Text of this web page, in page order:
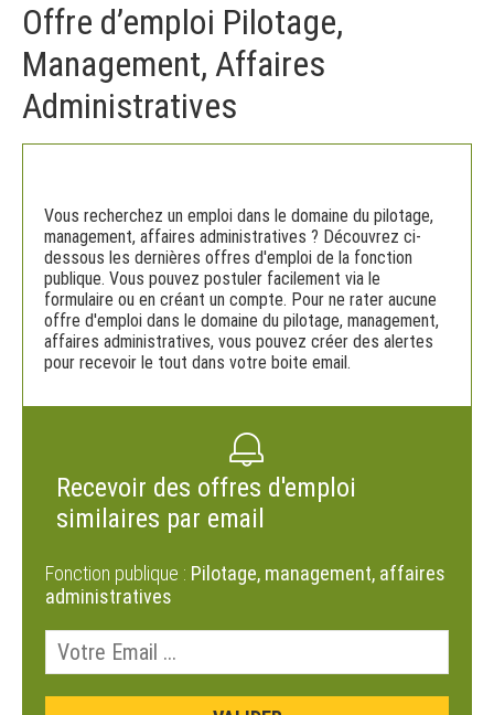
Offre d’emploi Pilotage,
Management, Affaires
Administratives
Vous recherchez un emploi dans le domaine du pilotage,
management, affaires administratives ? Découvrez ci-
dessous les dernières offres d'emploi de la fonction
publique. Vous pouvez postuler facilement via le
formulaire ou en créant un compte. Pour ne rater aucune
offre d'emploi dans le domaine du pilotage, management,
affaires administratives, vous pouvez créer des alertes
pour recevoir le tout dans votre boite email.
Recevoir des offres d'emploi
similaires par email
Fonction publique : Pilotage, management, affaires
administratives